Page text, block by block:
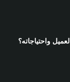
واحتياجاته؟